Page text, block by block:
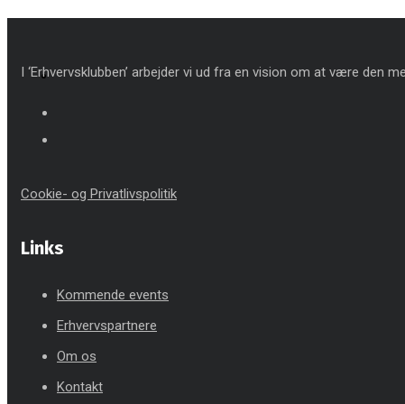
I ‘Erhvervsklubben’ arbejder vi ud fra en vision om at være den
Cookie- og Privatlivspolitik
Links
Kommende events
Erhvervspartnere
Om os
Kontakt